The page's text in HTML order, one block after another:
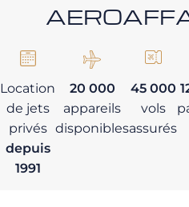
Location
de jets
privés
depuis
1991
20 000
appareils
disponibles
45 000
vols
assurés